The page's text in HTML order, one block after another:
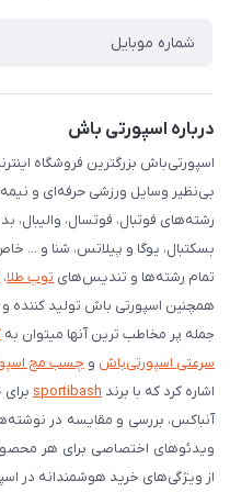
شرایط بازگردانی کالا
درباره اسپورتی باش
اسپورتی‌باش بزرگترین فروشگاه
بی‌نظیر وسایل ورزشی حرفه‌ای و
رشته‌های فوتبال، فوتسال، والیبال،
بسکتبال، یوگا و پیلاتس، شنا و ...
تمام رشته‌ها و تندیس‌های توپ طلا،
همچنین اسپورتی باش تولید کننده
جمله پر مخاطب ترین آنها میتوان به
سرعتی اسپورتی‌باش و چسب مچ
اشاره کرد که با برند sportibash
آنباکس، بررسی‌ و مقایسه در
ویدئوهای اختصاصی برای هر
از ویژگی‌های خرید هوشمندانه در